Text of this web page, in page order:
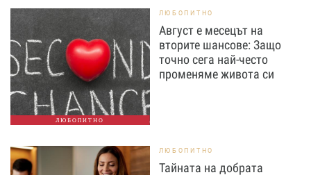
ЛЮБОПИТНО
ЛЮБОПИТНО
Август е месецът на
вторите шансове: Защо
точно сега най-често
променяме живота си
ЛЮБОПИТНО
Тайната на добрата